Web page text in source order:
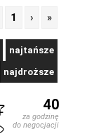
1 › »
najtańsze
najdroższe
40
za godzinę
do negocjacji